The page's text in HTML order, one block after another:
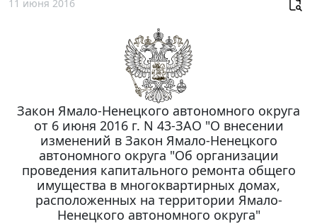
11 июня 2016
Закон Ямало-Ненецкого автономного округа
от 6 июня 2016 г. N 43-ЗАО "О внесении
изменений в Закон Ямало-Ненецкого
автономного округа "Об организации
проведения капитального ремонта общего
имущества в многоквартирных домах,
расположенных на территории Ямало-
Ненецкого автономного округа"